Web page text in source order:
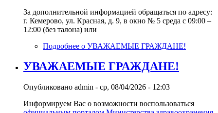
За дополнительной информацией обращаться по адресу:
г. Кемерово, ул. Красная, д. 9, в окно № 5 среда с 09:00 –
12:00 (без талона) или
Подробнее о УВАЖАЕМЫЕ ГРАЖДАНЕ!
УВАЖАЕМЫЕ ГРАЖДАНЕ!
Опубликовано admin - ср, 08/04/2026 - 12:03
Информируем Вас о возможности воспользоваться